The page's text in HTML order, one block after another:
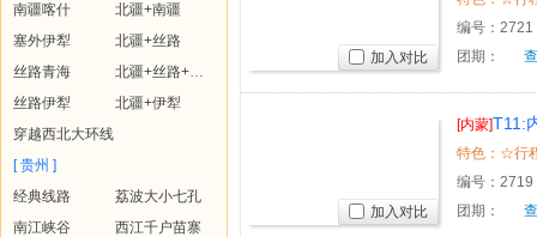
南疆喀什
北疆+南疆
塞外伊犁
北疆+丝路
丝路青海
北疆+丝路+青海
丝路伊犁
北疆+伊犁
穿越西北大环线
[ 贵州 ]
经典线路
荔波大小七孔
南江峡谷
西江千户苗寨
编号： 2721
团期：
加入对比
[内蒙]T11:
古包)
编号： 2719
团期：
加入对比